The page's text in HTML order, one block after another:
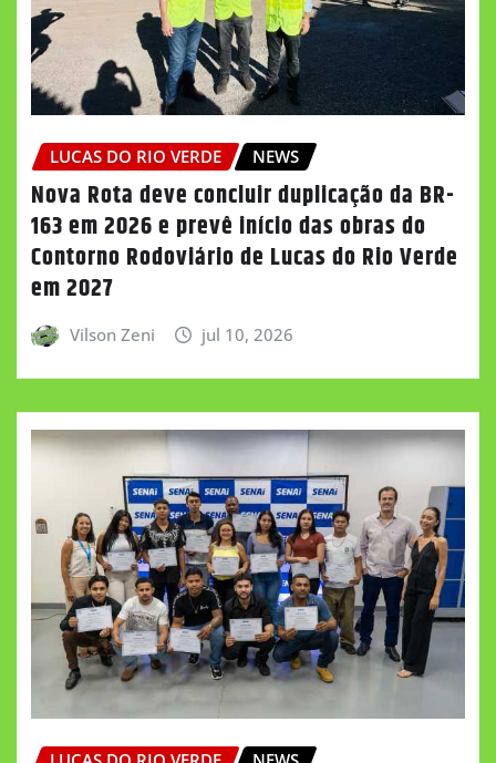
LUCAS DO RIO VERDE NEWS
Nova Rota deve concluir duplicação da BR-
163 em 2026 e prevê início das obras do
Contorno Rodoviário de Lucas do Rio Verde
em 2027
Vilson Zeni jul 10, 2026